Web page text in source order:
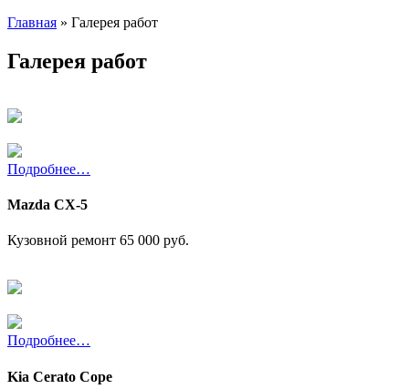
Главная » Галерея работ
Галерея работ
Подробнее…
Mazda CX-5
Кузовной ремонт 65 000 руб.
Подробнее…
Kia Cerato Cope